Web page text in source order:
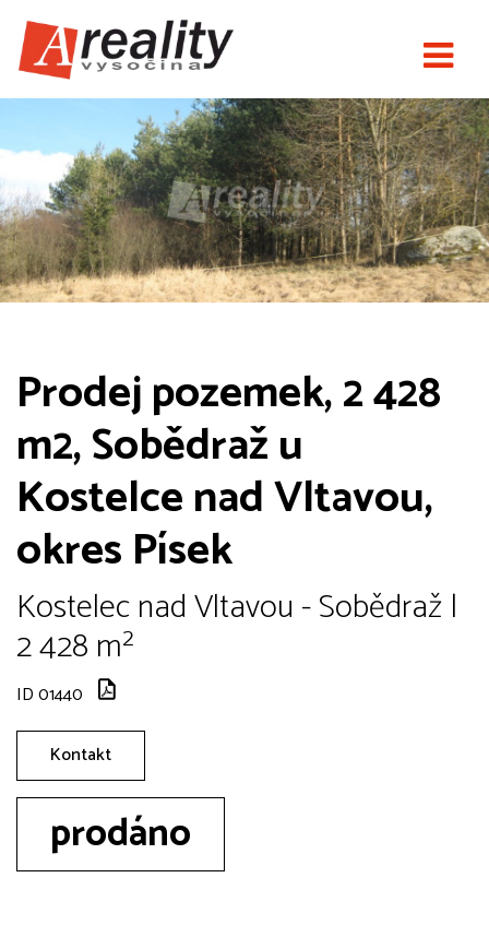
Prodej pozemek, 2 428
m2, Sobědraž u
Kostelce nad Vltavou,
okres Písek
Kostelec nad Vltavou - Sobědraž |
2 428 m²
ID 01440
Kontakt
prodáno